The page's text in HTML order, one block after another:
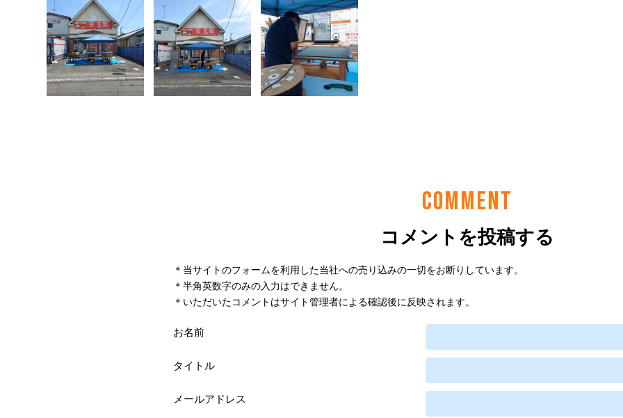
COMMENT
コメントを投稿する
＊当サイトのフォームを利用した当社への売り込みの一切をお断りしています。
＊半角英数字のみの入力はできません。
＊いただいたコメントはサイト管理者による確認後に反映されます。
お名前
タイトル
メールアドレス